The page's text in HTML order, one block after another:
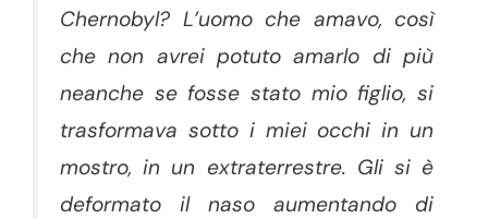
Chernobyl? L’uomo che amavo, così
che non avrei potuto amarlo di più
neanche se fosse stato mio figlio, si
trasformava sotto i miei occhi in un
mostro, in un extraterrestre. Gli si è
deformato il naso aumentando di